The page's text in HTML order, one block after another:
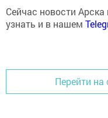
Сейчас новости
узнать и в нашем
Перейти на